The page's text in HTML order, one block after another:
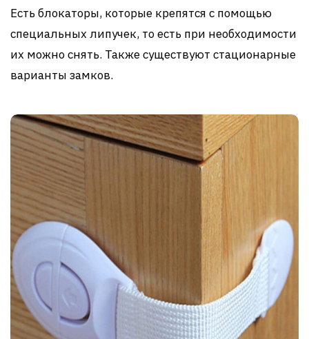
Есть блокаторы, которые крепятся с помощью
специальных липучек, то есть при необходимости
их можно снять. Также существуют стационарные
варианты замков.